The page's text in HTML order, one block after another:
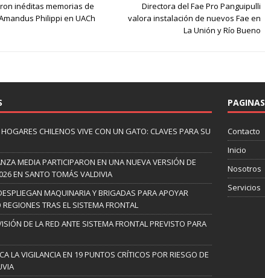
inéditas memorias de
Philippi en UACh
Directora del Fae Pro Panguipulli
valora instalación de nuevos Fae en
La Unión y Río Bueno
CHILENOS VIVE CON UN GATO: CLAVES PARA SU
MEDIA PARTICIPARON EN UNA NUEVA VERSIÓN DE
EN SANTO TOMÁS VALDIVIA
MAQUINARIA Y BRIGADAS PARA APOYAR
TRAS EL SISTEMA FRONTAL
DE LA RED ANTE SISTEMA FRONTAL PREVISTO PARA
LA VIGILANCIA EN 19 PUNTOS CRÍTICOS POR RIESGO DE
PAGINAS
Contacto
Inicio
Nosotros
Servicios